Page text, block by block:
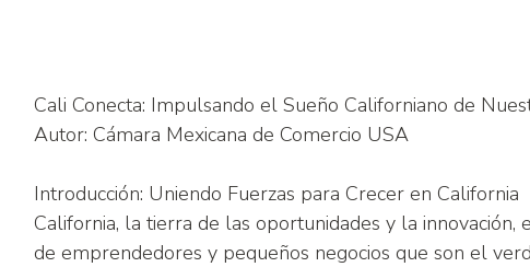
Cali Conecta: Impulsando el Sueño Californiano de
Autor: Cámara Mexicana de Comercio USA
Introducción: Uniendo Fuerzas para Crecer en California
California, la tierra de las oportunidades y la innovación,
de emprendedores y pequeños negocios que son el